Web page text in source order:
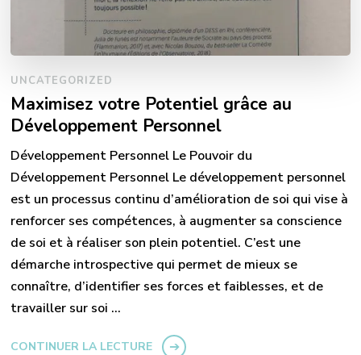
UNCATEGORIZED
Maximisez votre Potentiel grâce au
Développement Personnel
Développement Personnel Le Pouvoir du
Développement Personnel Le développement personnel
est un processus continu d’amélioration de soi qui vise à
renforcer ses compétences, à augmenter sa conscience
de soi et à réaliser son plein potentiel. C’est une
démarche introspective qui permet de mieux se
connaître, d’identifier ses forces et faiblesses, et de
travailler sur soi …
CONTINUER LA LECTURE